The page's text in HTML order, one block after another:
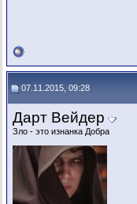
07.11.2015, 09:28
Дарт Вейдер
Зло - это изнанка Добра